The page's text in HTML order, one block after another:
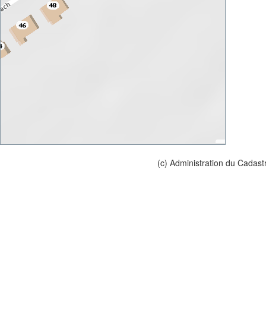
(c) Administration du